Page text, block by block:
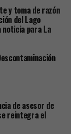
y toma de razón
del Lago
noticia para La
de asesor de
reintegra el